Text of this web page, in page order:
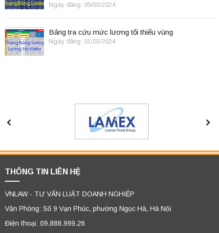
điều lệ
Ngày đăng: 05/03/2024
Bảng tra cứu mức lương tối thiểu vùng
Ngày đăng: 01/03/2024
THÔNG TIN LIÊN HỆ
VNLAW - TƯ VẤN LUẬT DOANH NGHIỆP
Văn Phòng: Số 9 Vạn Phúc, phường Ngọc Hà, Hà Nội
Điện thoại: 09.888.999.26